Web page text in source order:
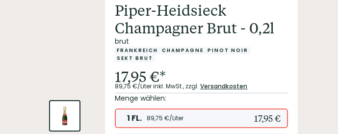
Piper-Heidsieck
Champagner Brut - 0,2l
brut
FRANKREICH CHAMPAGNE
PINOT NOIR
SEKT BRUT
17,95€*
89,75 €/Literinkl. MwSt., zzgl. Versandkosten
Menge wählen:
1 FL. 89,75 €/Liter 17,95€